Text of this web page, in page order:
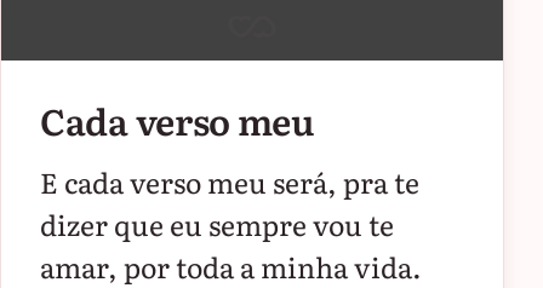
Cada verso meu
E cada verso meu será, pra te
dizer que eu sempre vou te
amar, por toda a minha vida.